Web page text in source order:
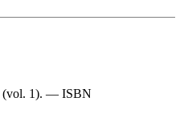
(vol. 1). — ISBN